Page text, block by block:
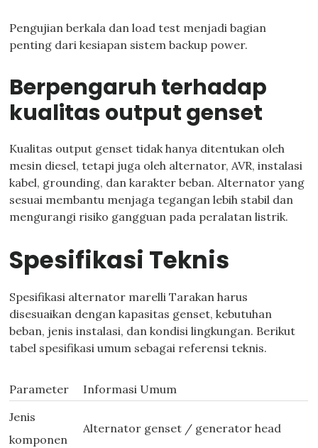
Pengujian berkala dan load test menjadi bagian
penting dari kesiapan sistem backup power.
Berpengaruh terhadap
kualitas output genset
Kualitas output genset tidak hanya ditentukan oleh
mesin diesel, tetapi juga oleh alternator, AVR, instalasi
kabel, grounding, dan karakter beban. Alternator yang
sesuai membantu menjaga tegangan lebih stabil dan
mengurangi risiko gangguan pada peralatan listrik.
Spesifikasi Teknis
Spesifikasi alternator marelli Tarakan harus
disesuaikan dengan kapasitas genset, kebutuhan
beban, jenis instalasi, dan kondisi lingkungan. Berikut
tabel spesifikasi umum sebagai referensi teknis.
Parameter
Informasi Umum
Jenis
komponen
Alternator genset / generator head